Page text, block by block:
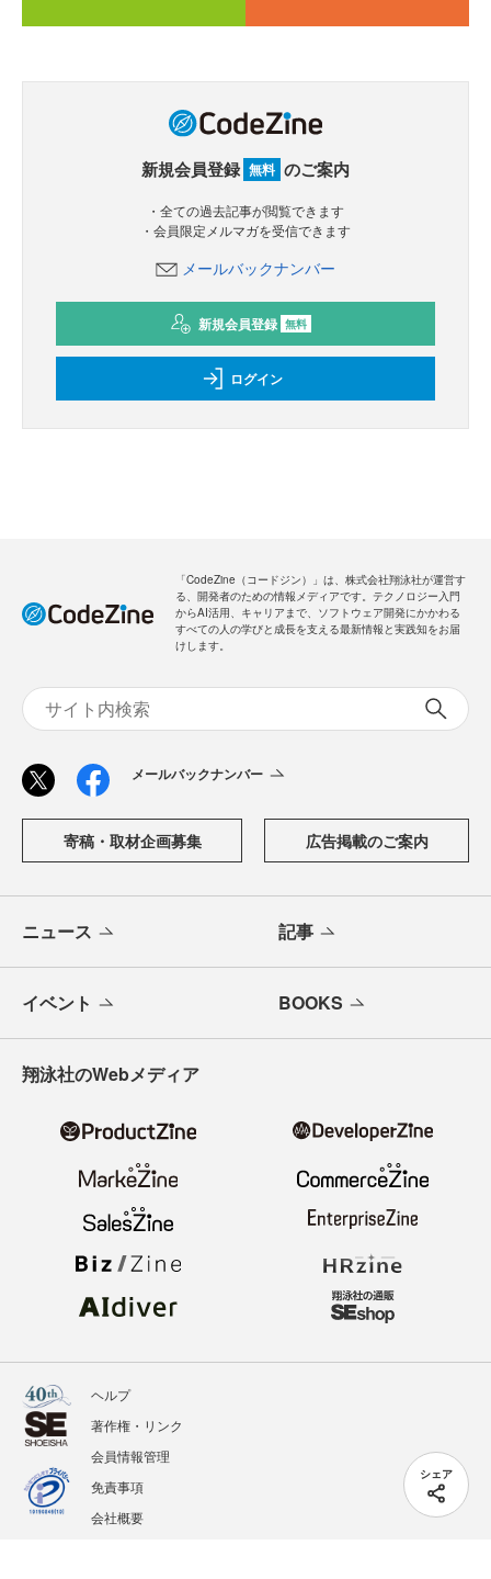
シェア
新規会員登録 無料 のご案内
・全ての過去記事が閲覧できます
・会員限定メルマガを受信できます
メールバックナンバー
新規会員登録 無料
ログイン
「CodeZine（コードジン）」は、株式会社翔泳社が運営す
る、開発者のための情報メディアです。テクノロジー入門
からAI活用、キャリアまで、ソフトウェア開発にかかわる
すべての人の学びと成長を支える最新情報と実践知をお届
けします。
メールバックナンバー
寄稿・取材企画募集 広告掲載のご案内
ニュース 記事
イベント BOOKS
翔泳社のWebメディア
ヘルプ
著作権・リンク
会員情報管理
免責事項
会社概要